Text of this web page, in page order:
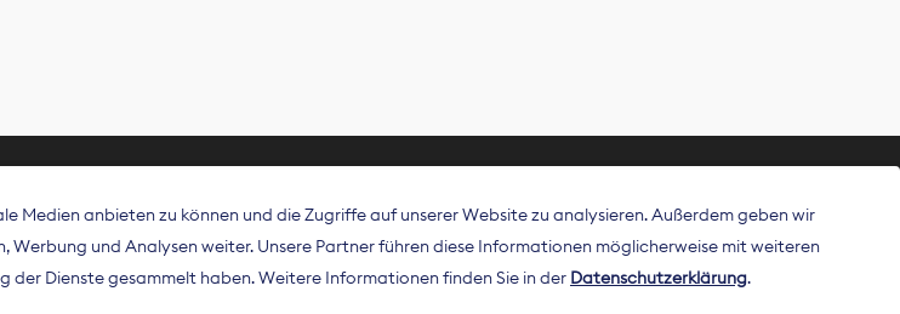
und Zeitungsverleger (BDZV) vertritt als
der Zeitungsverlage und digitalen Publisher in
Medien anbieten zu können und die Zugriffe auf unserer Website zu analysieren. Außerdem geben wir
und Analysen weiter. Unsere Partner führen diese Informationen möglicherweise mit weiteren
der Dienste gesammelt haben. Weitere Informationen finden Sie in der Datenschutzerklärung.